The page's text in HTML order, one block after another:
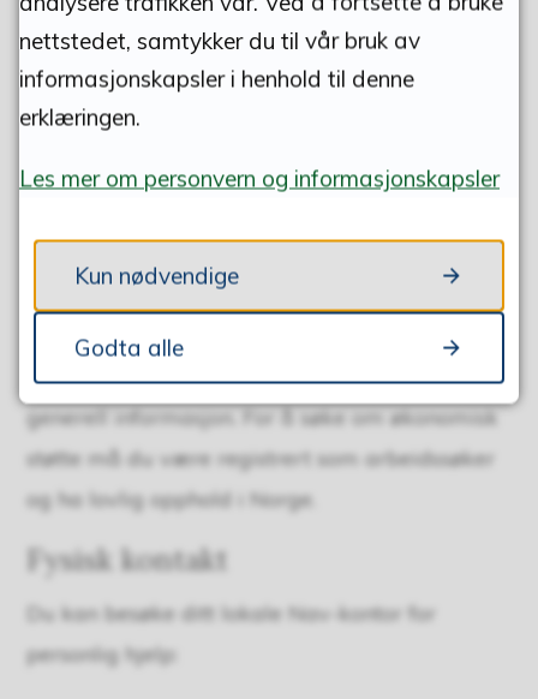
Send meldinger og dokumenter via
nav.no (krever innlogging med BankID
eller annen elektronisk ID).
Telefon:
33 (åpent hverdager kl. 9–15).
Du trenger ikke være registrert for å få råd eller
generell informasjon. For å søke om økonomisk
støtte må du være registrert som arbeidssøker
og ha lovlig opphold i Norge.
Fysisk kontakt
Du kan besøke ditt lokale Nav-kontor for
personlig hjelp:
nettstedet, samtykker du til vår bruk av
informasjonskapsler i henhold til denne
erklæringen.
Les mer om personvern og informasjonskapsler
Kun nødvendige
Godta alle